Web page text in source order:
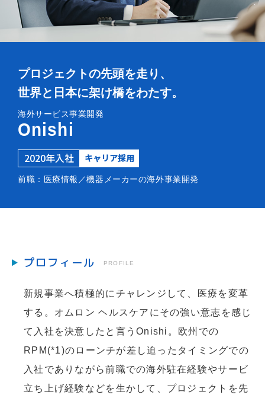
プロジェクトの先頭を走り、
世界と日本に架け橋をわたす。
海外サービス事業開発
Onishi
2020年入社 キャリア採用
前職：医療情報／機器メーカーの海外事業開発
プロフィール PROFILE
新規事業へ積極的にチャレンジして、医療を変革
する。オムロン ヘルスケアにその強い意志を感じ
て入社を決意したと言うOnishi。欧州での
RPM(*1)のローンチが差し迫ったタイミングでの
入社でありながら前職での海外駐在経験やサービ
立ち上げ経験などを生かして、プロジェクトを先